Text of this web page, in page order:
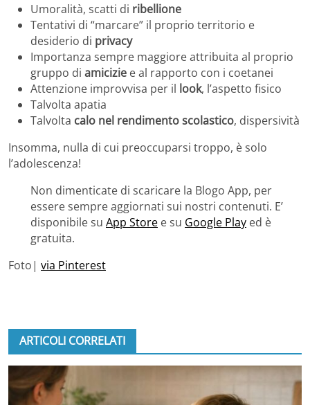
Umoralità, scatti di ribellione
Tentativi di “marcare” il proprio territorio e
desiderio di privacy
Importanza sempre maggiore attribuita al proprio
gruppo di amicizie e al rapporto con i coetanei
Attenzione improvvisa per il look, l’aspetto fisico
Talvolta apatia
Talvolta calo nel rendimento scolastico, dispersività
Insomma, nulla di cui preoccuparsi troppo, è solo
l’adolescenza!
Non dimenticate di scaricare la Blogo App, per
essere sempre aggiornati sui nostri contenuti. E’
disponibile su App Store e su Google Play ed è
gratuita.
Foto| via Pinterest
ARTICOLI CORRELATI